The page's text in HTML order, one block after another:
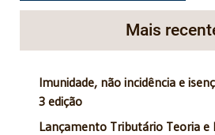
Mais
Imunidade, não incidência e
3 edição
Lançamento Tributário Teoria e